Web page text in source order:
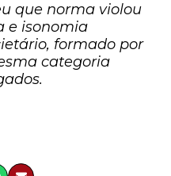
que norma violou
e isonomia
formado por
categoria